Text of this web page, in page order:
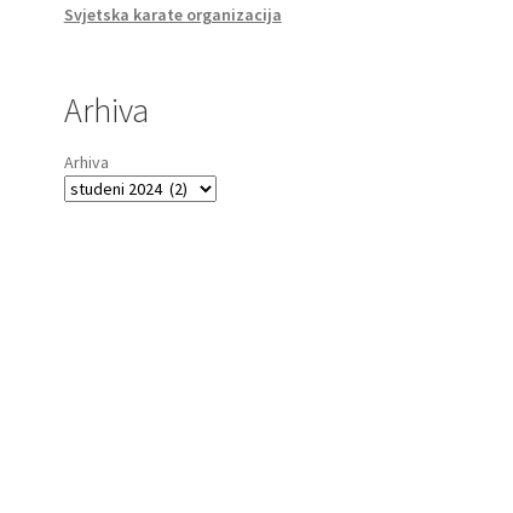
Svjetska karate organizacija
Arhiva
Arhiva